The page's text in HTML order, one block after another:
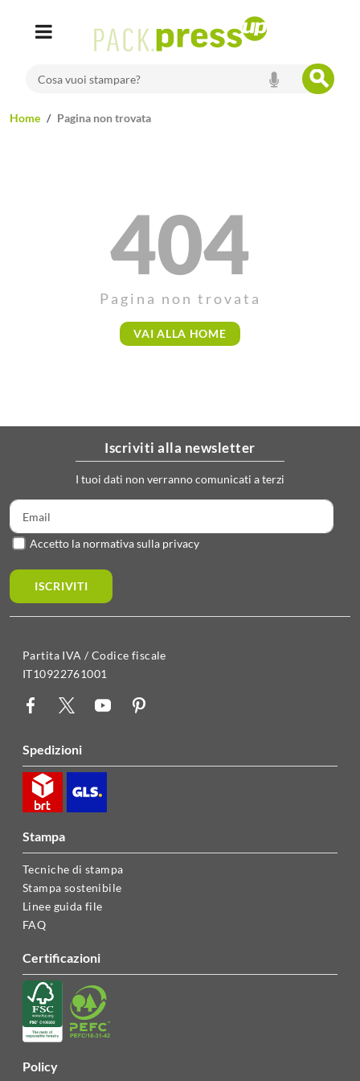
Cosa vuoi stampare? search
BACK
home pagina non trovata
404
pagina non trovata
VAI ALLA HOME
iscriviti alla newsletter
I tuoi dati non verranno comunicati a terzi
Accetto la normativa sulla privacy
ISCRIVITI
Partita IVA / Codice fiscale
IT10922761001
spedizioni
stampa
Tecniche di stampa
Stampa sostenibile
Linee guida file
FAQ
certificazioni
policy